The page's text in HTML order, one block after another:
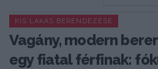
KIS LAKÁS BERENDEZÉSE
Vagány, modern
egy fiatal férfinak: